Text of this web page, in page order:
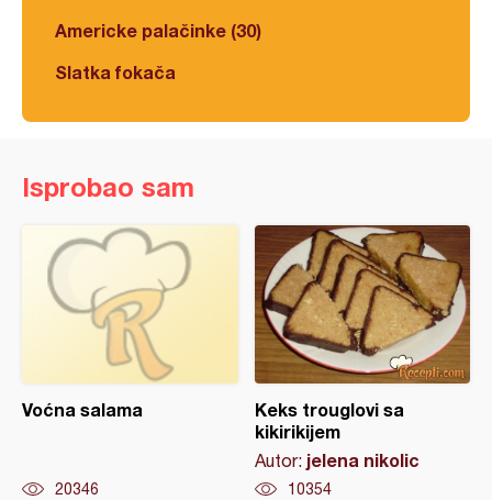
Americke palačinke (30)
Slatka fokača
Isprobao sam
Voćna salama
20346
Keks trouglovi sa
kikirikijem
Autor: jelena nikolic
10354